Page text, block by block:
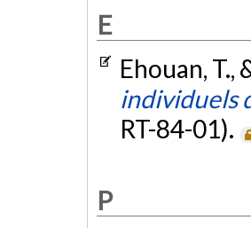
E
Ehouan, T.,
individuels
RT-84-01).
P